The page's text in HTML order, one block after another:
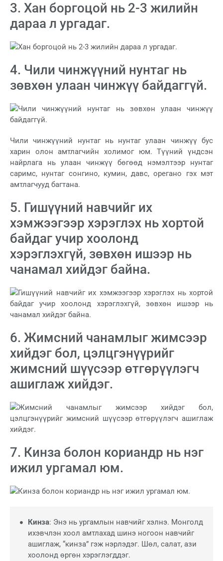
3. Хан боргоцой нь 2-3 жилийн
дараа л ургадаг.
4. Чили чинжүүний нунтаг нь
зөвхөн улаан чинжүү байдаггүй.
Чили чинжүүний нунтаг нь нунтаг улаан чинжүү бус
харин олон амтлагчийн холимог юм. Түүний үндсэн
найрлага нь улаан чинжүү бөгөөд нэмэлтээр нунтаг
саримс, нунтаг сонгино, кумин, давс, орегано гэх мэт
амтлагчууд багтана.
5. Гишүүний навчийг их
хэмжээгээр хэрэглэх нь хортой
байдаг учир хоолонд
хэрэглэхгүй, зөвхөн ишээр нь
чанамал хийдэг байна.
6. Жимсний чанамлыг жимсээр
хийдэг бол, цэлцгэнүүрийг
жимсний шүүсээр өтгөрүүлэгч
ашиглаж хийдэг.
7. Кинза болон кориандр нь нэг
ижил ургамал юм.
Кинза: Энэ нь ургамлын навчийг хэлнэ. Монголд
ихэвчлэн хоол амтлахад шинэ ногоон навчийг
ашиглаж, “кинза” гэж нэрлэдэг. Шөл, салат, ази
хоолонд өргөн хэрэглэгддэг.